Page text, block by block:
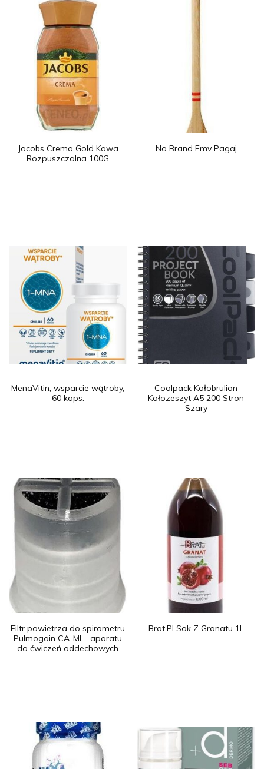
Jacobs Crema Gold Kawa
Rozpuszczalna 100G
No Brand Emv Pagaj
MenaVitin, wsparcie wątroby,
60 kaps.
Coolpack Kołobrulion
Kołozeszyt A5 200 Stron
Szary
Filtr powietrza do spirometru
Pulmogain CA-MI – aparatu
do ćwiczeń oddechowych
Brat.Pl Sok Z Granatu 1L